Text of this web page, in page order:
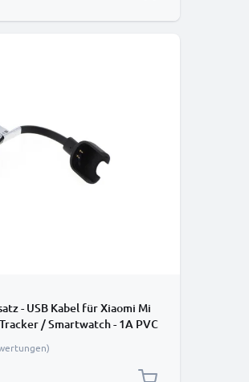
- USB Kabel für Xiaomi Mi
/ Smartwatch - 1A PVC